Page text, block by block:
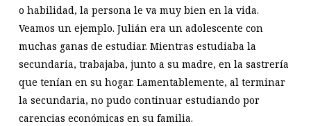
o habilidad, la persona le va muy bien en la vida.
Veamos un ejemplo. Julián era un adolescente con
muchas ganas de estudiar. Mientras estudiaba la
secundaria, trabajaba, junto a su madre, en la sastrería
que tenían en su hogar. Lamentablemente, al terminar
la secundaria, no pudo continuar estudiando por
carencias económicas en su familia.